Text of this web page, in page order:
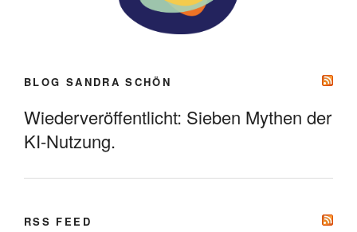
BLOG SANDRA SCHÖN
Wiederveröffentlicht: Sieben Mythen der
KI-Nutzung.
RSS FEED